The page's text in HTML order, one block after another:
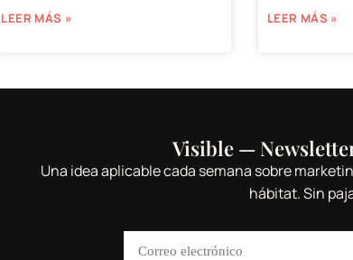
LEER MÁS » LEER MÁS »
Visible —
Una idea aplicable cada semana sobre
hábitat. Sin